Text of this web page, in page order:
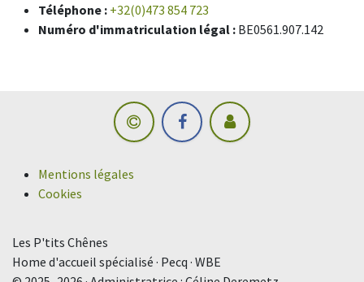
Téléphone : +32(0)473 854 723
Numéro d'immatriculation légal : BE0561.907.142
Mentions légales
Cookies
Les P'tits Chênes
Home d'accueil spécialisé · Pecq · WBE